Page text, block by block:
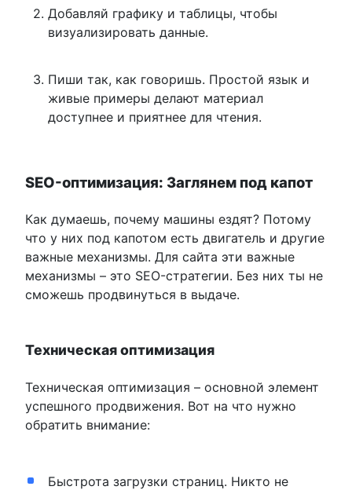
Добавляй графику и таблицы, чтобы
визуализировать данные.
Пиши так, как говоришь. Простой язык и
живые примеры делают материал
доступнее и приятнее для чтения.
SEO-оптимизация: Заглянем под капот
Как думаешь, почему машины ездят? Потому
что у них под капотом есть двигатель и другие
важные механизмы. Для сайта эти важные
механизмы – это SEO-стратегии. Без них ты не
сможешь продвинуться в выдаче.
Техническая оптимизация
Техническая оптимизация – основной элемент
успешного продвижения. Вот на что нужно
обратить внимание:
Быстрота загрузки страниц. Никто не